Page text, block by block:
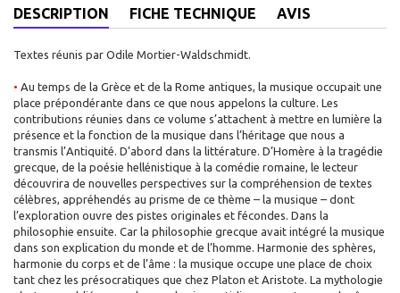
DESCRIPTION FICHE TECHNIQUE AVIS
Textes réunis par Odile Mortier-Waldschmidt.
• Au temps de la Grèce et de la Rome antiques, la musique occupait une
place prépondérante dans ce que nous appelons la culture. Les
contributions réunies dans ce volume s’attachent à mettre en lumière la
présence et la fonction de la musique dans l’héritage que nous a
transmis l’Antiquité. D’abord dans la littérature. D’Homère à la tragédie
grecque, de la poésie hellénistique à la comédie romaine, le lecteur
découvrira de nouvelles perspectives sur la compréhension de textes
célèbres, appréhendés au prisme de ce thème – la musique – dont
l’exploration ouvre des pistes originales et fécondes. Dans la
philosophie ensuite. Car la philosophie grecque avait intégré la musique
dans son explication du monde et de l’homme. Harmonie des sphères,
harmonie du corps et de l’âme : la musique occupe une place de choix
tant chez les présocratiques que chez Platon et Aristote. La mythologie